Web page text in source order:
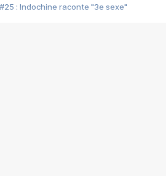
#25 : Indochine raconte "3e sexe"